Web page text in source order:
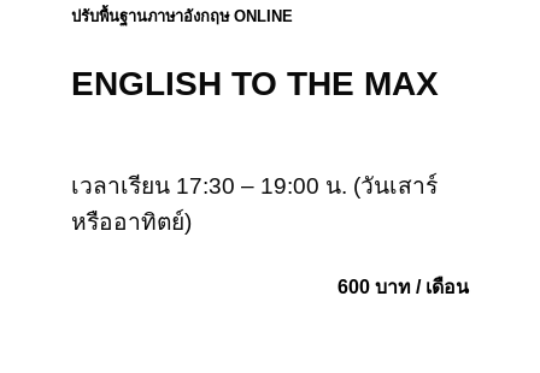
ปรับพื้นฐานภาษาอังกฤษ ONLINE
ENGLISH TO THE MAX
เวลาเรียน 17:30 – 19:00 น. (วันเสาร์
หรืออาทิตย์)
600 บาท / เดือน